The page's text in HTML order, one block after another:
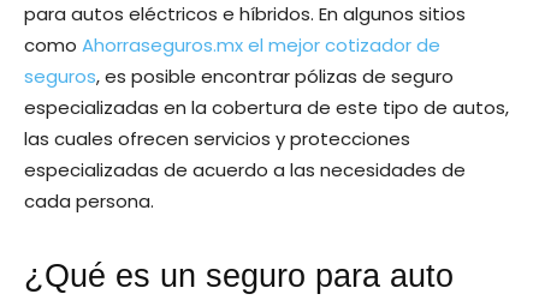
para autos eléctricos e híbridos. En algunos sitios
como Ahorraseguros.mx el mejor cotizador de
seguros, es posible encontrar pólizas de seguro
especializadas en la cobertura de este tipo de autos,
las cuales ofrecen servicios y protecciones
especializadas de acuerdo a las necesidades de
cada persona.
¿Qué es un seguro para auto